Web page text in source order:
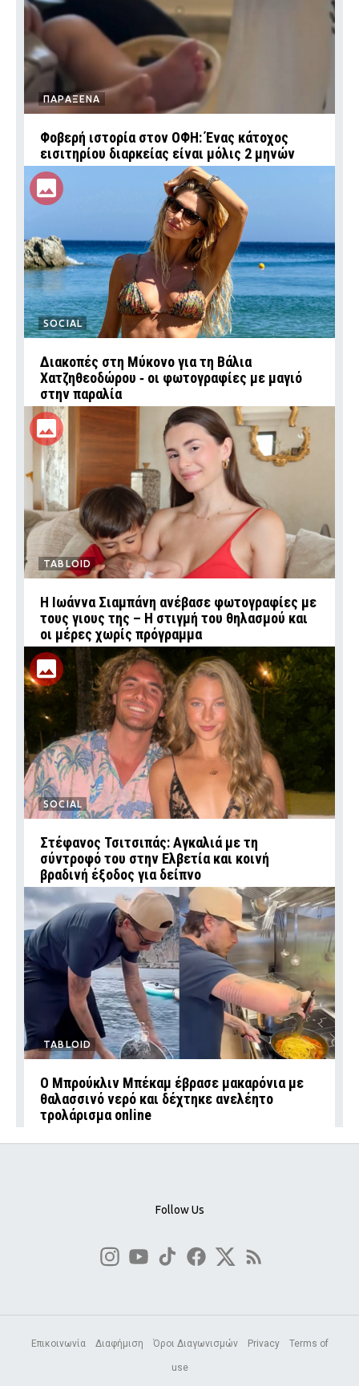
ΠΑΡΑΞΕΝΑ
Φοβερή ιστορία στον ΟΦΗ: Ένας κάτοχος
εισιτηρίου διαρκείας είναι μόλις 2 μηνών
SOCIAL
Διακοπές στη Μύκονο για τη Βάλια
Χατζηθεοδώρου ‑ οι φωτογραφίες με μαγιό
στην παραλία
TABLOID
H Ιωάννα Σιαμπάνη ανέβασε φωτογραφίες με
τους γιους της – Η στιγμή του θηλασμού και
οι μέρες χωρίς πρόγραμμα
SOCIAL
Στέφανος Τσιτσιπάς: Αγκαλιά με τη
σύντροφό του στην Ελβετία και κοινή
βραδινή έξοδος για δείπνο
TABLOID
Ο Μπρούκλιν Μπέκαμ έβρασε μακαρόνια με
θαλασσινό νερό και δέχτηκε ανελέητο
τρολάρισμα online
Follow Us
Επικοινωνία Διαφήμιση Όροι Διαγωνισμών Privacy Terms of
use